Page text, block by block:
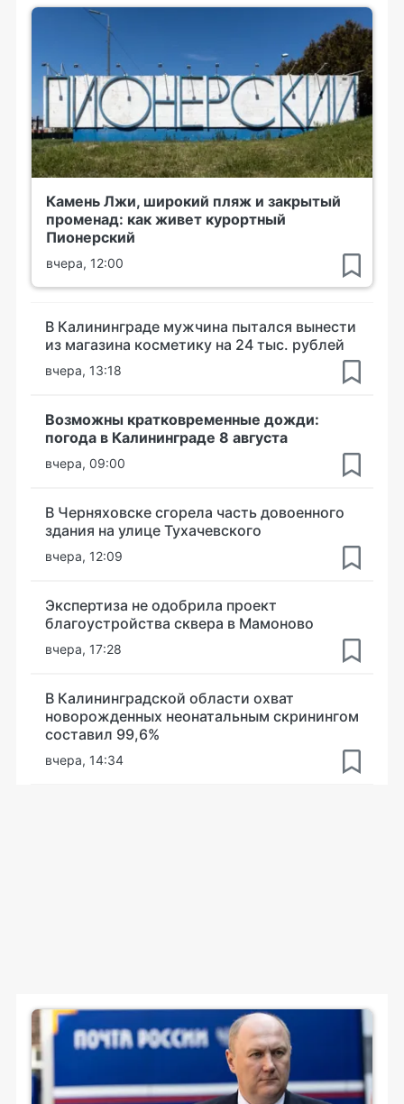
Камень Лжи, широкий пляж и закрытый
променад: как живет курортный
Пионерский
вчера, 12:00
В Калининграде мужчина пытался вынести
из магазина косметику на 24 тыс. рублей
вчера, 13:18
Возможны кратковременные дожди:
погода в Калининграде 8 августа
вчера, 09:00
В Черняховске сгорела часть довоенного
здания на улице Тухачевского
вчера, 12:09
Экспертиза не одобрила проект
благоустройства сквера в Мамоново
вчера, 17:28
В Калининградской области охват
новорожденных неонатальным скринингом
составил 99,6%
вчера, 14:34